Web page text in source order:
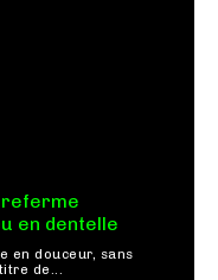
referme
en dentelle
en douceur, sans
titre de...